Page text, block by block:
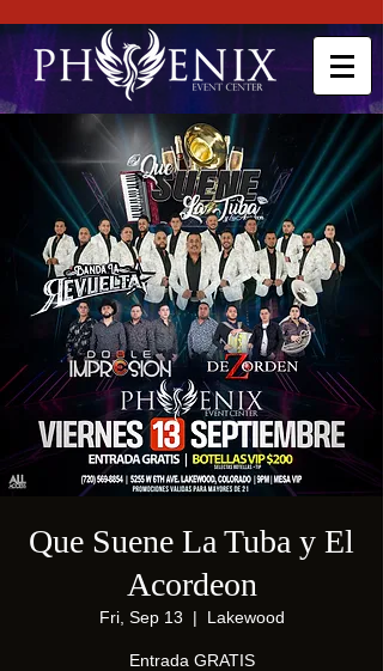
Que Suene La Tuba y El
Acordeon
Fri, Sep 13
  |
Lakewood
Entrada GRATIS